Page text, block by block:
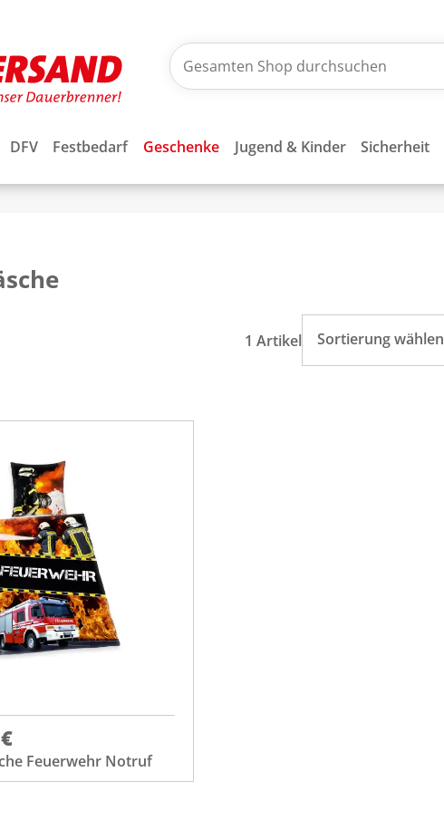
DFV Festbedarf Geschenke Jugend & Kinder Sicherheit
1 Artikel Sortierung wählen
Feuerwehr Notruf